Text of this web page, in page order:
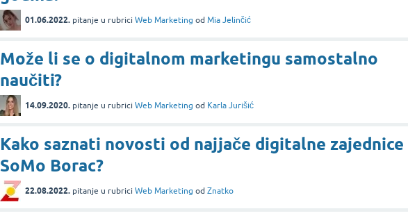
01.06.2022. pitanje u rubrici Web Marketing od Mia Jelinčić
Može li se o digitalnom marketingu samostalno
naučiti?
14.09.2020. pitanje u rubrici Web Marketing od Karla Jurišić
Kako saznati novosti od najjače digitalne zajednice
SoMo Borac?
22.08.2022. pitanje u rubrici Web Marketing od Znatko